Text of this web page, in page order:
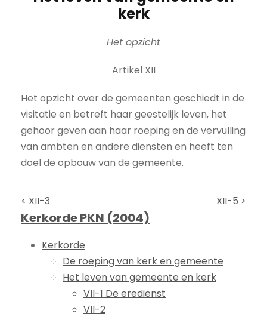
kerk
Het opzicht
Artikel XII
Het opzicht over de gemeenten geschiedt in de
visitatie en betreft haar geestelijk leven, het
gehoor geven aan haar roeping en de vervulling
van ambten en andere diensten en heeft ten
doel de opbouw van de gemeente.
< XII-3 XII-5 >
Kerkorde PKN (2004)
Kerkorde
De roeping van kerk en gemeente
Het leven van gemeente en kerk
VII-1 De eredienst
VII-2